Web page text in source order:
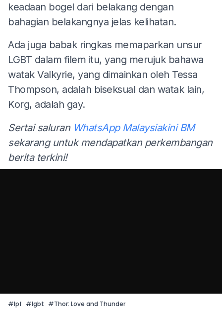
keadaan bogel dari belakang dengan
bahagian belakangnya jelas kelihatan.
Ada juga babak ringkas memaparkan unsur
LGBT dalam filem itu, yang merujuk bahawa
watak Valkyrie, yang dimainkan oleh Tessa
Thompson, adalah biseksual dan watak lain,
Korg, adalah gay.
Sertai saluran WhatsApp Malaysiakini BM
sekarang untuk mendapatkan perkembangan
berita terkini!
#lpf #lgbt #Thor: Love and Thunder